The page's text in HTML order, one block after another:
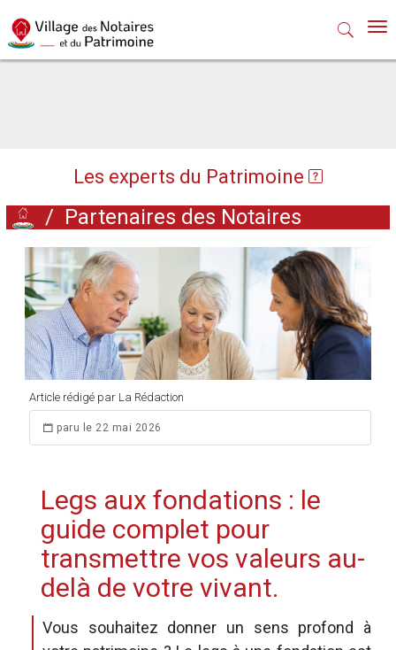
Les experts du Patrimoine
/ Partenaires des Notaires
Article rédigé par La Rédaction
paru le 22 mai 2026
Legs aux fondations : le
guide complet pour
transmettre vos valeurs au-
delà de votre vivant.
Vous souhaitez donner un sens profond à